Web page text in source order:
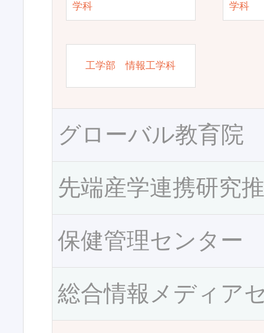
学科
学科
工学部 情報工学科
グローバル教育院
先端産学連携研究
保健管理センター
総合情報メディア